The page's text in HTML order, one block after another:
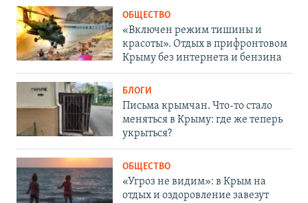
ОБЩЕСТВО
«Включен режим тишины и
красоты». Отдых в прифронтовом
Крыму без интернета и бензина
БЛОГИ
Письма крымчан. Что-то стало
меняться в Крыму: где же теперь
укрыться?
ОБЩЕСТВО
«Угроз не видим»: в Крым на
отдых и оздоровление завезут